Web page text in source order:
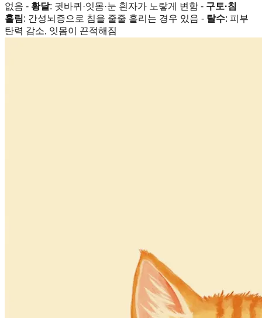
없음 - 황달: 귓바퀴·잇몸·눈 흰자가 노랗게 변함 - 구토·침
흘림: 간성뇌증으로 침을 줄줄 흘리는 경우 있음 - 탈수: 피부
탄력 감소, 잇몸이 끈적해짐